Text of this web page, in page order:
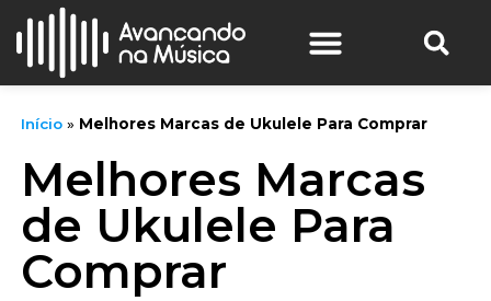
Início» Melhores Marcas de Ukulele Para Comprar
Melhores Marcas
de Ukulele Para
Comprar